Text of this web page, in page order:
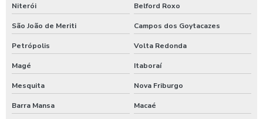
Quanto custa serviço de terraplanagem
Serviço de cubagem ceará
Serviço de delimitação das áreas de preservação ambiental
Niterói Belford Roxo
São João de Meriti Campos dos Goytacazes
Petrópolis Volta Redonda
Magé Itaboraí
Mesquita Nova Friburgo
Barra Mansa Macaé